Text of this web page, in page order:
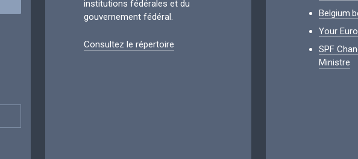
institutions fédérales et du
gouvernement fédéral.
Consultez le répertoire
Your
SPF
Ministre